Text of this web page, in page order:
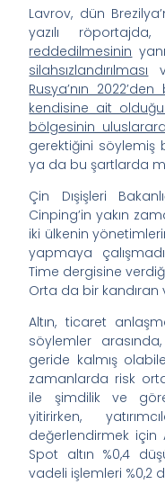
Lavrov, dün
yazılı röportajda,
reddedilmesinin
silahsızlandırılması
Rusya’nın
kendisine ait
bölgesinin
gerektiğini
ya da bu şartlarda
Çin Dışişleri
Cinping’in yakın
iki ülkenin
yapmaya
Time dergisine
Orta da bir kandıran
Altın, ticaret
söylemler
geride kalmış
zamanlarda risk
ile şimdilik ve
yitirirken,
değerlendirmek için
Spot altın %0,4
vadeli işlemleri %0,2